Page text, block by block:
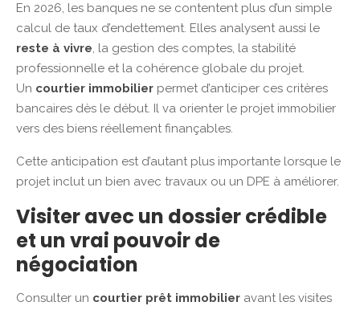
En 2026, les banques ne se contentent plus d’un simple
calcul de taux d’endettement. Elles analysent aussi le
reste à vivre, la gestion des comptes, la stabilité
professionnelle et la cohérence globale du projet.
Un courtier immobilier permet d’anticiper ces critères
bancaires dès le début. Il va orienter le projet immobilier
vers des biens réellement finançables.
Cette anticipation est d’autant plus importante lorsque le
projet inclut un bien avec travaux ou un DPE à améliorer.
Visiter avec un dossier crédible
et un vrai pouvoir de
négociation
Consulter un courtier prêt immobilier avant les visites